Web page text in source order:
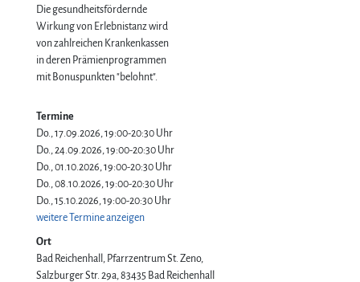
Die gesundheitsfördernde
Wirkung von Erlebnistanz wird
von zahlreichen Krankenkassen
in deren Prämienprogrammen
mit Bonuspunkten "belohnt".
Termine
Do., 17.09.2026, 19:00-20:30 Uhr
Do., 24.09.2026, 19:00-20:30 Uhr
Do., 01.10.2026, 19:00-20:30 Uhr
Do., 08.10.2026, 19:00-20:30 Uhr
Do., 15.10.2026, 19:00-20:30 Uhr
weitere Termine anzeigen
Ort
Bad Reichenhall, Pfarrzentrum St. Zeno
Salzburger Str. 29a 83435 Bad Reichenhall